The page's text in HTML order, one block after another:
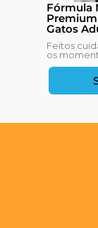
Fórmula
Gatos
Feitos
os